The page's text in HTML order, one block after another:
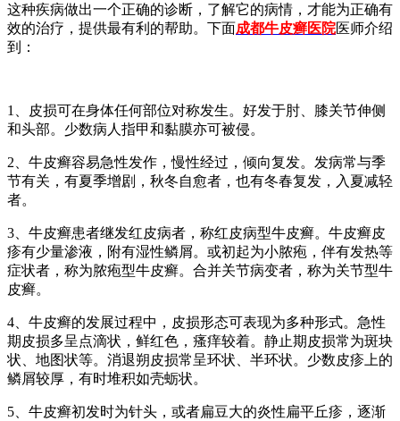
这种疾病做出一个正确的诊断，了解它的病情，才能为正确有
效的治疗，提供最有利的帮助。下面成都牛皮癣医院医师介绍
到：
1、皮损可在身体任何部位对称发生。好发于肘、膝关节伸侧
和头部。少数病人指甲和黏膜亦可被侵。
2、牛皮癣容易急性发作，慢性经过，倾向复发。发病常与季
节有关，有夏季增剧，秋冬自愈者，也有冬春复发，入夏减轻
者。
3、牛皮癣患者继发红皮病者，称红皮病型牛皮癣。牛皮癣皮
疹有少量渗液，附有湿性鳞屑。或初起为小脓疱，伴有发热等
症状者，称为脓疱型牛皮癣。合并关节病变者，称为关节型牛
皮癣。
4、牛皮癣的发展过程中，皮损形态可表现为多种形式。急性
期皮损多呈点滴状，鲜红色，瘙痒较着。静止期皮损常为斑块
状、地图状等。消退朔皮损常呈环状、半环状。少数皮疹上的
鳞屑较厚，有时堆积如壳蛎状。
5、牛皮癣初发时为针头，或者扁豆大的炎性扁平丘疹，逐渐